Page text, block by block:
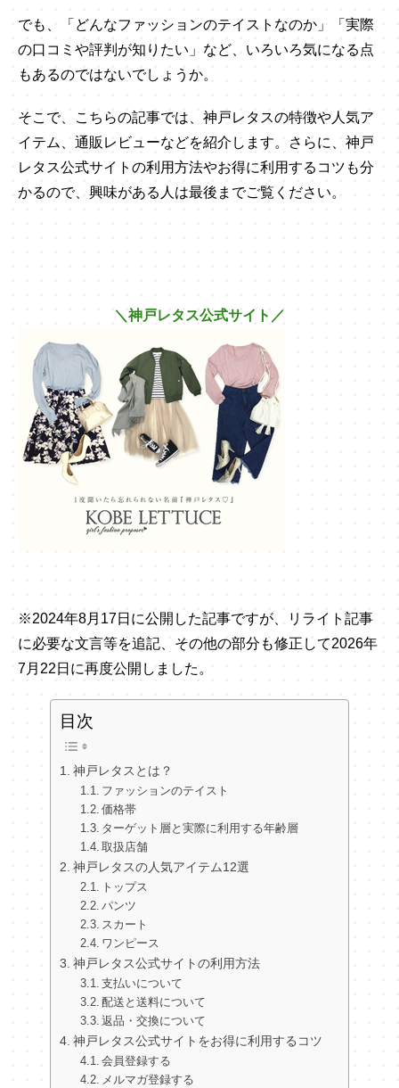
でも、「どんなファッションのテイストなのか」「実際
の口コミや評判が知りたい」など、いろいろ気になる点
もあるのではないでしょうか。
そこで、こちらの記事では、神戸レタスの特徴や人気ア
イテム、通販レビューなどを紹介します。さらに、神戸
レタス公式サイトの利用方法やお得に利用するコツも分
かるので、興味がある人は最後までご覧ください。
＼神戸レタス公式サイト／
※2024年8月17日に公開した記事ですが、リライト記事
に必要な文言等を追記、その他の部分も修正して2026年
7月22日に再度公開しました。
目次
神戸レタスとは？
ファッションのテイスト
価格帯
ターゲット層と実際に利用する年齢層
取扱店舗
神戸レタスの人気アイテム12選
トップス
パンツ
スカート
ワンピース
神戸レタス公式サイトの利用方法
支払いについて
配送と送料について
返品・交換について
神戸レタス公式サイトをお得に利用するコツ
会員登録する
メルマガ登録する